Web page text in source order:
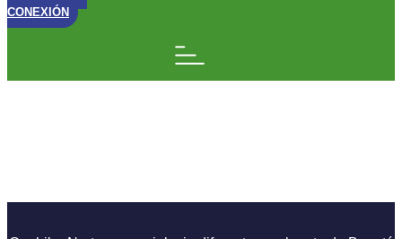
CONEXIÓN